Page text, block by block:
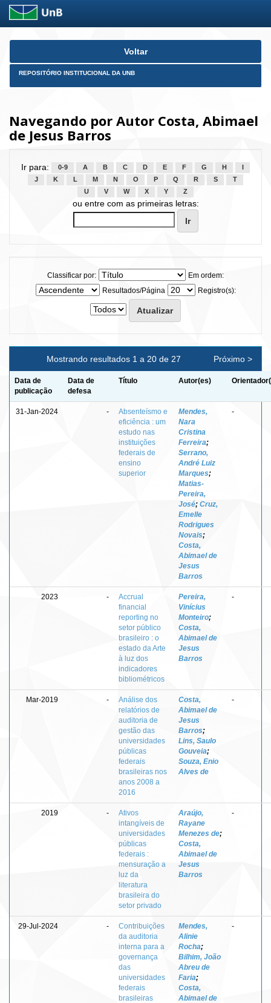
Skip
Voltar
REPOSITÓRIO INSTITUCIONAL DA UNB
Navegando por Autor Costa, Abimael
de Jesus Barros
Ir para: 0-9 A B C D E F G H
J
K L M N O P Q R S
T
U
V W X Y Z
ou entre com as primeiras letras:
Classificar por:
Em ordem:
Resultados/Página
Registro(s):
Mostrando resultados 1 a 20 de 27 Próximo >
Data de
publicação
Data de
defesa
Título Autor(es)
31-Jan-2024 -
Absenteísmo e
eficiência : um
estudo nas
instituições
federais de
ensino
superior
Mendes,
Nara
Cristina
Ferreira;
Serrano,
André Luiz
Marques;
Matias-
Pereira,
José; Cruz,
Emelle
Rodrigues
Novais;
Costa,
Abimael de
Jesus
Barros
-
2023 -
Accrual
financial
reporting no
setor público
brasileiro : o
estado da Arte
à luz dos
indicadores
bibliométricos
Pereira,
Vinícius
Monteiro;
Costa,
Abimael de
Jesus
Barros
-
Mar-2019 -
Análise dos
relatórios de
auditoria de
gestão das
universidades
públicas
federais
brasileiras nos
anos 2008 a
2016
Costa,
Abimael de
Jesus
Barros;
Lins, Saulo
Gouveia;
Souza, Enio
Alves de
-
2019 -
Ativos
intangíveis de
universidades
públicas
federais :
mensuração a
luz da
literatura
brasileira do
setor privado
Araújo,
Rayane
Menezes de;
Costa,
Abimael de
Jesus
Barros
-
29-Jul-2024 -
Contribuições
da auditoria
interna para a
governança
das
universidades
federais
brasileiras
Mendes,
Alinie
Rocha;
Bilhim, João
Abreu de
Faria;
Costa,
Abimael de
-